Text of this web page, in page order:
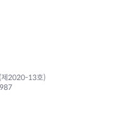
제2020-13호)